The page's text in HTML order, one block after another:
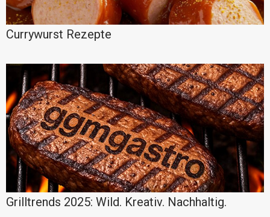
Currywurst Rezepte
Grilltrends 2025: Wild. Kreativ. Nachhaltig.